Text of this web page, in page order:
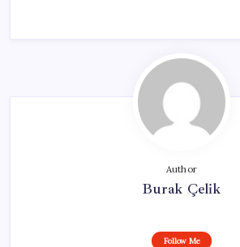
Author
Burak Çelik
Follow Me